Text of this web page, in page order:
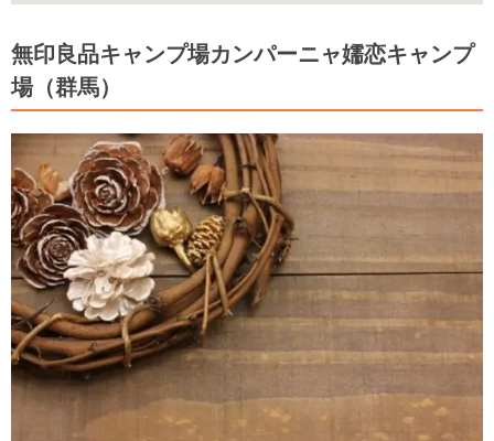
無印良品キャンプ場カンパーニャ嬬恋キャンプ
場（群馬）